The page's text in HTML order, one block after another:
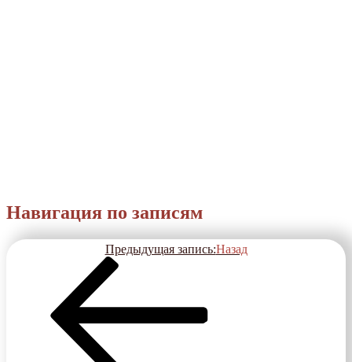
Навигация по записям
Предыдущая запись:Назад